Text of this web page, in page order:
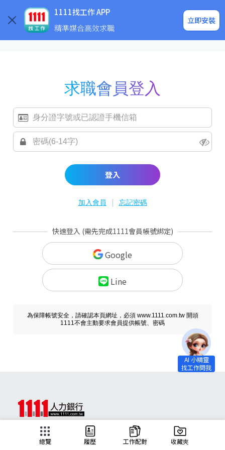
1111找工作 APP
精準媒合高效求職
立即安裝
企業求才
求職會員登入
登入
加入會員 | 忘記密碼
快速登入 (需先完成1111會員帳號綁定)
Google
Line
為保障帳號安全，請確認本頁網址，必須 www.1111.com.tw 開頭
1111不會主動要求會員提供帳號、密碼
總覽 履歷 工作配對 收藏夾